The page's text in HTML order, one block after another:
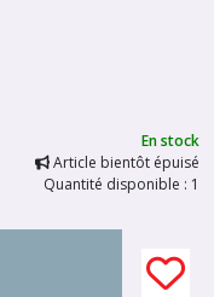
En stock
Article bientôt épuisé
Quantité disponible : 1